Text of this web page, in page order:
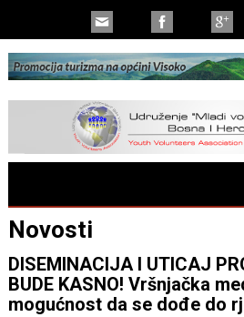
Novosti
DISEMINACIJA I UTICAJ
BUDE KASNO! Vršnjačka
mogućnost da se dođe do